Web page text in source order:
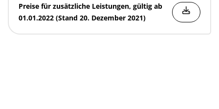
Preise für zusätzliche Leistungen, gültig ab
01.01.2022 (Stand 20. Dezember 2021)